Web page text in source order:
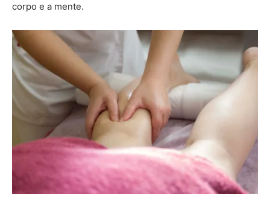
corpo e a mente.